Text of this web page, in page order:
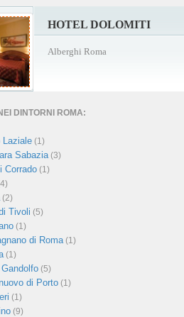
HOTEL DOLOMITI
Alberghi Roma
DINTORNI ROMA:
Laziale (1)
Sabazia(3)
Corrado (1)
(2)
Tivoli (5)
(1)
di Roma(1)
(1)
(5)
di Porto (1)
(1)
(9)